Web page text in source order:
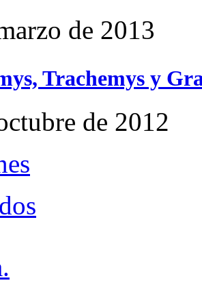
de 2013
Trachemys y
de 2012